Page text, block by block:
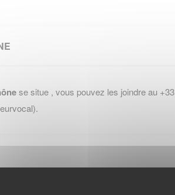
se situe , vous pouvez les joindre au +33